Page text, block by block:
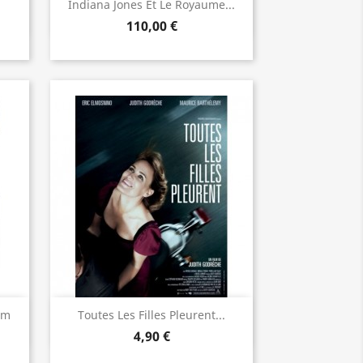
Indiana Jones Et Le Royaume...
110,00 €
Aperçu rapide
Toutes Les Filles Pleurent...
4,90 €
 Aperçu rapide